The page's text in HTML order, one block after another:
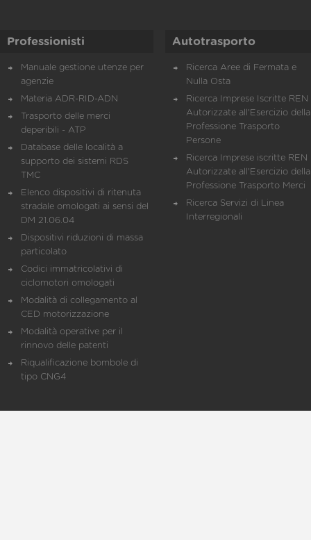
Professionisti
Manuale gestione utenze per
agenzie
Materia ADR-RID-ADN
Trasporto delle merci
deperibili - ATP
Database delle località a
supporto dei sistemi RDS
TMC
Elenco dispositivi di ritenuta
stradale omologati ai sensi del
DM 21.06.04
Dispositivi riduzioni di massa
particolato
Codici immatricolativi di
ciclomotori omologati
Modalità di collegamento al
CED motorizzazione
Modalità operative per il
rinnovo delle patenti
Riqualificazione bombole di
tipo CNG4
Autotrasporto
Ricerca Aree di Fermata e
Nulla Osta
Ricerca Imprese Iscritte REN
Autorizzate all'Esercizio della
Professione Trasporto
Persone
Ricerca Imprese iscritte REN
Autorizzate all'Esercizio della
Professione Trasporto Merci
Ricerca Servizi di Linea
Interregionali